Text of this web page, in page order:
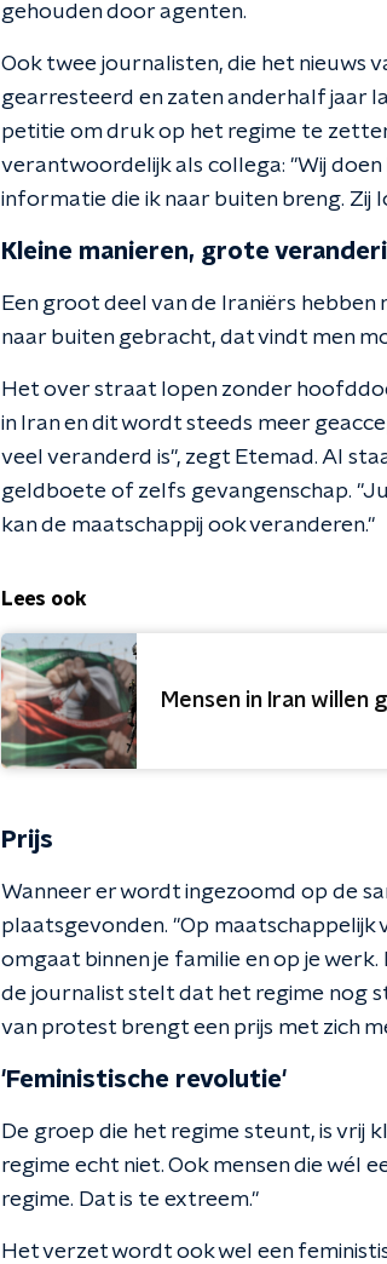
gehouden door agenten.
Ook twee journalisten, die het nieuws
gearresteerd en zaten anderhalf jaar
petitie om druk op het regime te
verantwoordelijk als collega: "Wij
informatie die ik naar buiten breng. Zij
Kleine manieren, grote
Een groot deel van de Iraniërs
naar buiten gebracht, dat vindt men
Het over straat lopen zonder
in Iran en dit wordt steeds meer
veel veranderd is", zegt Etemad. Al
geldboete of zelfs gevangenschap.
kan de maatschappij ook veranderen."
Lees ook
Mensen in Iran willen
Prijs
Wanneer er wordt ingezoomd op de
plaatsgevonden. "Op maatschappelijk
omgaat binnen je familie en op je
de journalist stelt dat het regime nog
van protest brengt een prijs met zich
'Feministische revolutie'
De groep die het regime steunt, is vrij
regime echt niet. Ook mensen die wél
regime. Dat is te extreem."
Het verzet wordt ook wel een